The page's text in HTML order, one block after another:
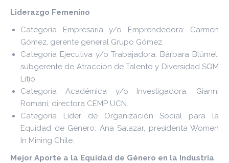
Liderazgo Femenino
Categoría Empresaria y/o Emprendedora: Carmen
Gómez, gerente general Grupo Gómez.
Categoría Ejecutiva y/o Trabajadora: Bárbara Blümel,
subgerente de Atracción de Talento y Diversidad SQM
Litio.
Categoría Académica y/o Investigadora: Gianni
Romaní, directora CEMP UCN.
Categoría Líder de Organización Social para la
Equidad de Género: Ana Salazar, presidenta Women
In Mining Chile.
Mejor Aporte a la Equidad de Género en la Industria